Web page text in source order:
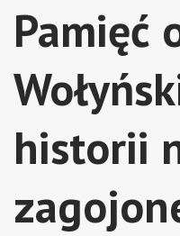
Pamięć
historii